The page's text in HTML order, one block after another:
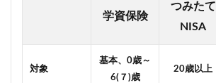
学資保険
つみたて
NISA
対象
基本、0歳～
6(７)歳
20歳以上